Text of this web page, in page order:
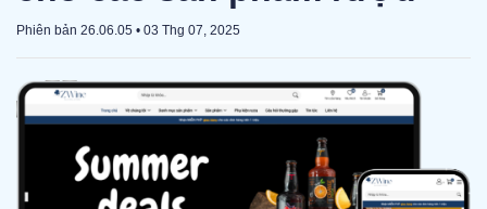
Phiên bản 26.06.05 • 03 Thg 07, 2025